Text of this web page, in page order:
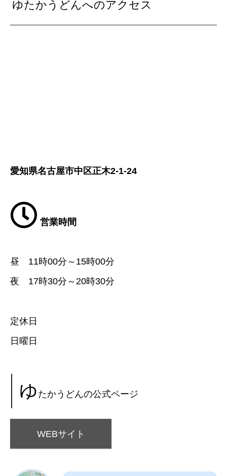
ゆたかうどんへのアクセス
愛知県名古屋市中区正木2-1-24
営業時間
昼 11時00分～15時00分
夜 17時30分～20時30分
定休日
日曜日
ゆ たかうどんの公式ページ
WEBサイト